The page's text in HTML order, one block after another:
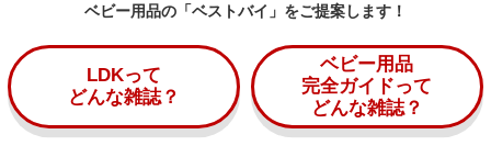
ベビー用品の「ベストバイ」をご提案します！
LDKって
どんな雑誌？
ベビー用品
完全ガイドって
どんな雑誌？